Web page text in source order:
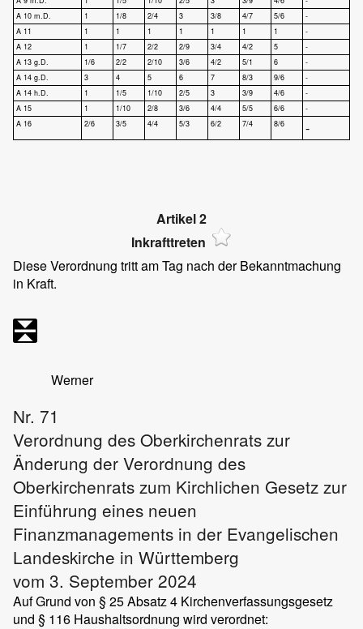
A 10 m.D.
1 1/8 2/4 3 3/8 4/7 5/6
-
A 11
1 1 1 1 1 1 1
-
A 12
1 1/7 2/2 2/9 3/4 4/2 5
-
A 13 g.D.
1/6 2/2 2/10 3/6 4/2 5/1 6
-
A 14 g.D.
3 4 5 6 7 8/3 9/6
-
A 14 h.D.
1 1/5 1/10 2/5 3 3/9 4/6
-
A 15
1 1/10 2/8 3/6 4/4 5/5 6/6
-
A 16
2/6 3/5 4/4 5/3 6/2 7/4 8/6 -
Artikel 2
Inkrafttreten
Diese Verordnung tritt am Tag nach der Bekanntmachung
in Kraft.
Werner
Nr. 71
Verordnung des Oberkirchenrats zur
Änderung der Verordnung des
Oberkirchenrats zum Kirchlichen Gesetz zur
Einführung eines neuen
Finanzmanagements in der Evangelischen
Landeskirche in Württemberg
vom 3. September 2024
Auf Grund von § 25 Absatz 4 Kirchenverfassungsgesetz
und § 116 Haushaltsordnung wird verordnet: